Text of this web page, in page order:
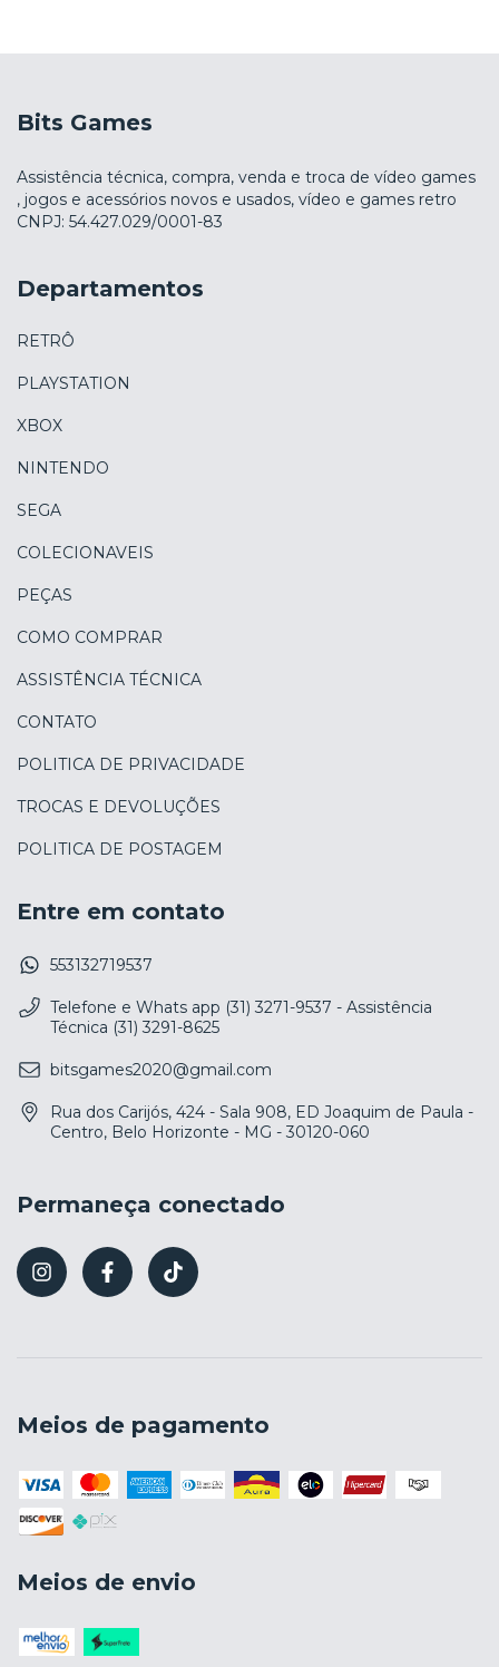
Bits Games
Assistência técnica, compra, venda e troca de vídeo games
, jogos e acessórios novos e usados, vídeo e games retro
CNPJ: 54.427.029/0001-83
Departamentos
RETRÔ
PLAYSTATION
XBOX
NINTENDO
SEGA
COLECIONAVEIS
PEÇAS
COMO COMPRAR
ASSISTÊNCIA TÉCNICA
CONTATO
POLITICA DE PRIVACIDADE
TROCAS E DEVOLUÇÕES
POLITICA DE POSTAGEM
Entre em contato
553132719537
Telefone e Whats app (31) 3271-9537 - Assistência
Técnica (31) 3291-8625
bitsgames2020@gmail.com
Rua dos Carijós, 424 - Sala 908, ED Joaquim de Paula -
Centro, Belo Horizonte - MG - 30120-060
Permaneça conectado
Meios de pagamento
Meios de envio